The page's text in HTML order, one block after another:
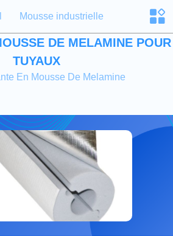
Mousse industrielle
DE MELAMINE POUR
TUYAUX
En Mousse De Melamine